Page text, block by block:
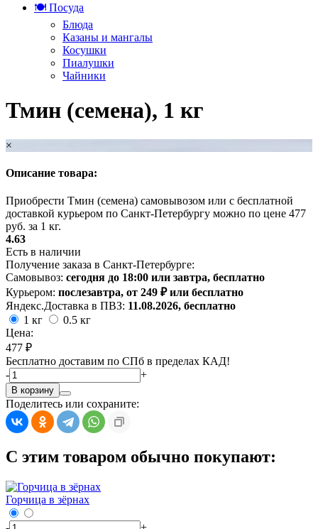
🍽️ Посуда
Блюда
Казаны и мангалы
Косушки
Пиалушки
Чайники
Тмин (семена), 1 кг
×
Описание товара:
Приобрести Тмин (семена) самовывозом или с бесплатной
доставкой курьером по Санкт-Петербургу можно по цене 477
руб. за 1 кг.
4.63
Есть в наличии
Получение заказа в Санкт-Петербурге:
Самовывоз: сегодня до 18:00 или завтра, бесплатно
Курьером: послезавтра, от 249 ₽ или бесплатно
Яндекс.Доставка в ПВЗ: 11.08.2026, бесплатно
1 кг
0.5 кг
Цена:
477 ₽
Бесплатно доставим по СПб в пределах КАД!
-
+
В корзину
Поделитесь или сохраните:
С этим товаром обычно покупают:
Горчица в зёрнах